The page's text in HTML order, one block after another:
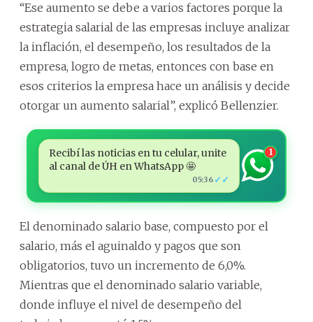
“Ese aumento se debe a varios factores porque la
estrategia salarial de las empresas incluye analizar
la inflación, el desempeño, los resultados de la
empresa, logro de metas, entonces con base en
esos criterios la empresa hace un análisis y decide
otorgar un aumento salarial”, explicó Bellenzier.
Recibí las noticias en tu celular, unite
al canal de ÚH en WhatsApp 🤩
05:36 ✓✓
1
El denominado salario base, compuesto por el
salario, más el aguinaldo y pagos que son
obligatorios, tuvo un incremento de 6,0%.
Mientras que el denominado salario variable,
donde influye el nivel de desempeño del